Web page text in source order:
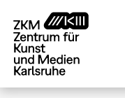
zum
Inhalt